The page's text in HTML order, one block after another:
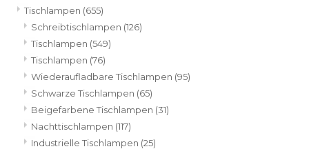
Tischlampen (655)
Schreibtischlampen (126)
Tischlampen (549)
Tischlampen (76)
Wiederaufladbare Tischlampen (95)
Schwarze Tischlampen (65)
Beigefarbene Tischlampen (31)
Nachttischlampen (117)
Industrielle Tischlampen (25)